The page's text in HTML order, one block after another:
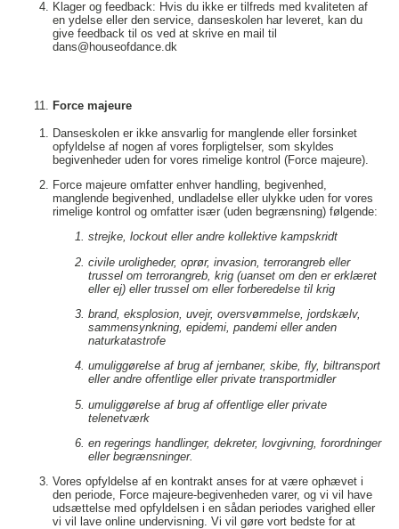
Klager og feedback: Hvis du ikke er tilfreds med kvaliteten af
en ydelse eller den service, danseskolen har leveret, kan du
give feedback til os ved at skrive en mail til
dans@houseofdance.dk
Force majeure
Danseskolen er ikke ansvarlig for manglende eller forsinket
opfyldelse af nogen af vores forpligtelser, som skyldes
begivenheder uden for vores rimelige kontrol (Force majeure).
Force majeure omfatter enhver handling, begivenhed,
manglende begivenhed, undladelse eller ulykke uden for vores
rimelige kontrol og omfatter især (uden begrænsning) følgende:
strejke, lockout eller andre kollektive kampskridt
civile uroligheder, oprør, invasion, terrorangreb eller
trussel om terrorangreb, krig (uanset om den er erklæret
eller ej) eller trussel om eller forberedelse til krig
brand, eksplosion, uvejr, oversvømmelse, jordskælv,
sammensynkning, epidemi, pandemi eller anden
naturkatastrofe
umuliggørelse af brug af jernbaner, skibe, fly, biltransport
eller andre offentlige eller private transportmidler
umuliggørelse af brug af offentlige eller private
telenetværk
en regerings handlinger, dekreter, lovgivning, forordninger
eller begrænsninger.
Vores opfyldelse af en kontrakt anses for at være ophævet i
den periode, Force majeure-begivenheden varer, og vi vil have
udsættelse med opfyldelsen i en sådan periodes varighed eller
vi vil lave online undervisning. Vi vil gøre vort bedste for at